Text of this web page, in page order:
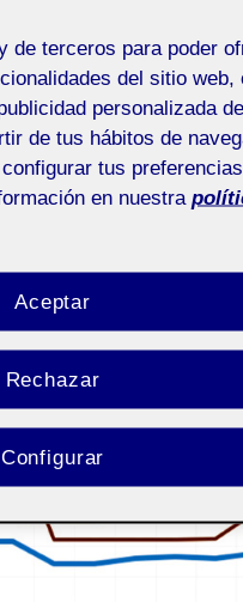
del World Economic Forum.
de
de terceros para poder
del sitio web,
personalizada
de tus hábitos de
tus
en nuestra
Rechazar
Aceptar
Configurar